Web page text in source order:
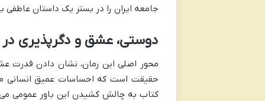
جامعه ایران را در بستر یک داستان عاطفی
دوستی، عشق و دگرپذیری
محور اصلی این رمان، نشان دادن قدرت
حقیقت است که احساسات عمیق انسانی می
کتاب به چالش کشیدن این باور عمومی می